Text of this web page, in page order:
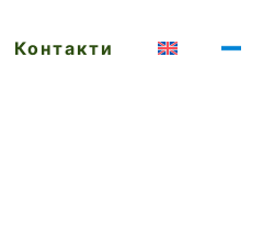
Контакти